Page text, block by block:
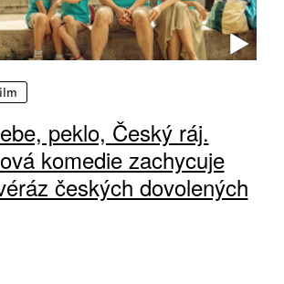
peklo, Český ráj.
komedie zachycuje
českých dovolených